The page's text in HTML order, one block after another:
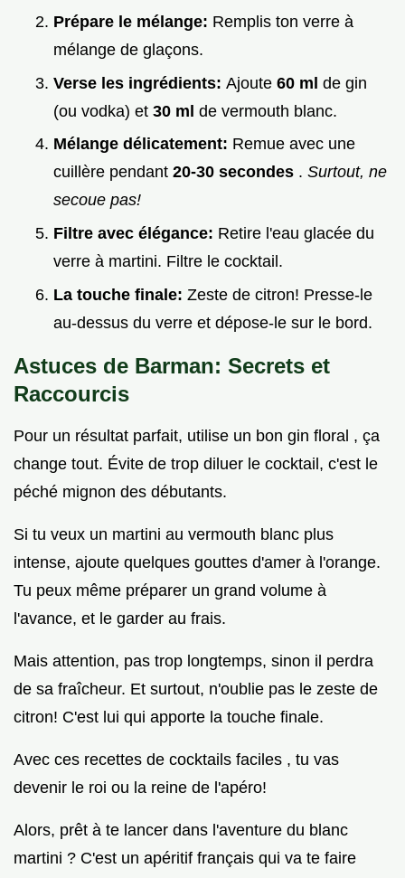
Prépare le mélange: Remplis ton verre à
mélange de glaçons.
Verse les ingrédients: Ajoute 60 ml de gin
(ou vodka) et 30 ml de vermouth blanc.
Mélange délicatement: Remue avec une
cuillère pendant 20-30 secondes . Surtout, ne
secoue pas!
Filtre avec élégance: Retire l'eau glacée du
verre à martini. Filtre le cocktail.
La touche finale: Zeste de citron! Presse-le
au-dessus du verre et dépose-le sur le bord.
Astuces de Barman: Secrets et
Raccourcis
Pour un résultat parfait, utilise un bon gin floral , ça
change tout. Évite de trop diluer le cocktail, c'est le
péché mignon des débutants.
Si tu veux un martini au vermouth blanc plus
intense, ajoute quelques gouttes d'amer à l'orange.
Tu peux même préparer un grand volume à
l'avance, et le garder au frais.
Mais attention, pas trop longtemps, sinon il perdra
de sa fraîcheur. Et surtout, n'oublie pas le zeste de
citron! C'est lui qui apporte la touche finale.
Avec ces recettes de cocktails faciles , tu vas
devenir le roi ou la reine de l'apéro!
Alors, prêt à te lancer dans l'aventure du blanc
martini ? C'est un apéritif français qui va te faire